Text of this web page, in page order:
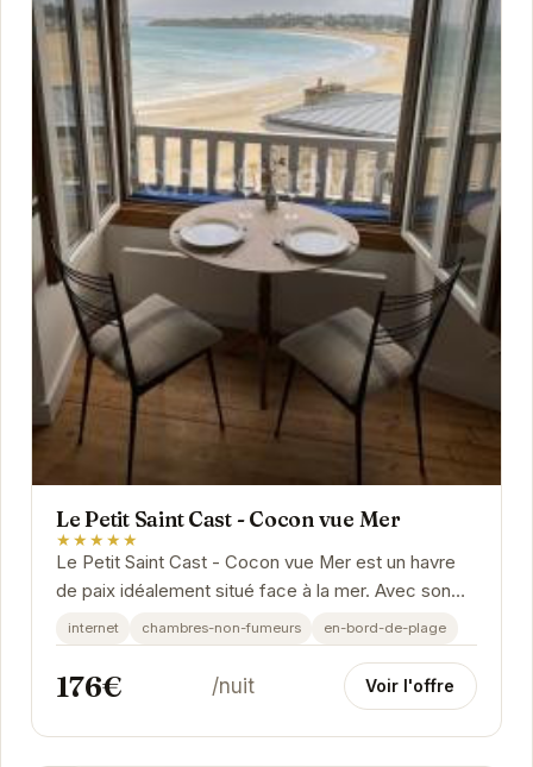
Le Petit Saint Cast - Cocon vue Mer
★★★★★
Le Petit Saint Cast - Cocon vue Mer est un havre
de paix idéalement situé face à la mer. Avec son
ambiance cosy et ses prestations de qualité, il...
internet chambres-non-fumeurs en-bord-de-plage
176€ /nuit Voir l'offre